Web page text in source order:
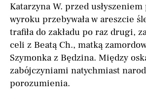
Katarzyna W. przed
wyroku przebywała w areszcie
trafiła do zakładu po raz drugi,
celi z Beatą Ch., matką
Szymonka z Będzina. Między
zabójczyniami natychmiast
porozumienia.